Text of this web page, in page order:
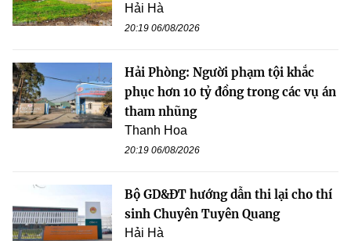
Hải Hà
20:19 06/08/2026
Hải Phòng: Người phạm tội khắc
phục hơn 10 tỷ đồng trong các vụ án
tham nhũng
Thanh Hoa
20:19 06/08/2026
Bộ GD&ĐT hướng dẫn thi lại cho thí
sinh Chuyên Tuyên Quang
Hải Hà